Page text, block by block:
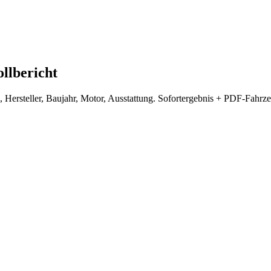
Baujahr, Motor, Ausstattung. Sofortergebnis + PDF-